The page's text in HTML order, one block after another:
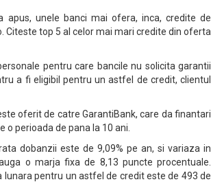
apus, unele banci mai ofera, inca, credite de
Citeste top 5 al celor mai mari credite din oferta
pentru care bancile nu solicita garantii
a fi eligibil pentru un astfel de credit, clientul
oferit de catre GarantiBank, care da finantari
o perioada de pana la 10 ani.
dobanzii este de 9,09% pe an, si variaza in
o marja fixa de 8,13 puncte procentuale.
lunara pentru un astfel de credit este de 493 de